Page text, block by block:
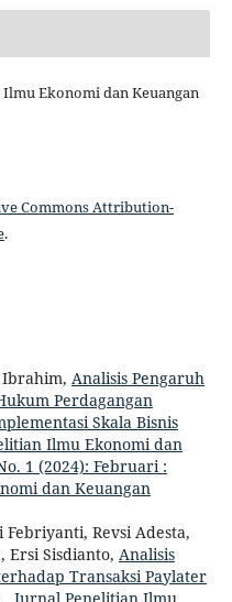
Ekonomi dan Keuangan
Commons Attribution-
.
Ibrahim, Analisis Pengaruh
Perdagangan
Skala Bisnis
Ilmu Ekonomi dan
1 (2024): Februari :
dan Keuangan
Revsi Adesta,
Ersi Sisdianto, Analisis
Transaksi Paylater
Jurnal Penelitian Ilmu